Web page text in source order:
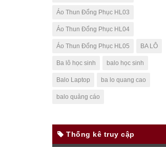
Áo Thun Đổng Phục HL03
Áo Thun Đổng Phục HL04
Áo Thun Đổng Phục HL05 BA LÔ
Ba lô học sinh balo học sinh
Balo Laptop ba lo quang cao
balo quảng cáo
Thống kê truy cập